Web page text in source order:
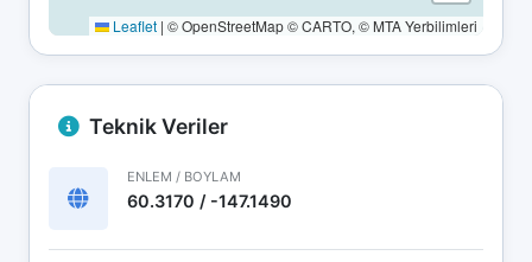
Leaflet | © OpenStreetMap © CARTO, © MTA Yerbilimleri
Teknik Veriler
ENLEM / BOYLAM
60.3170 / -147.1490